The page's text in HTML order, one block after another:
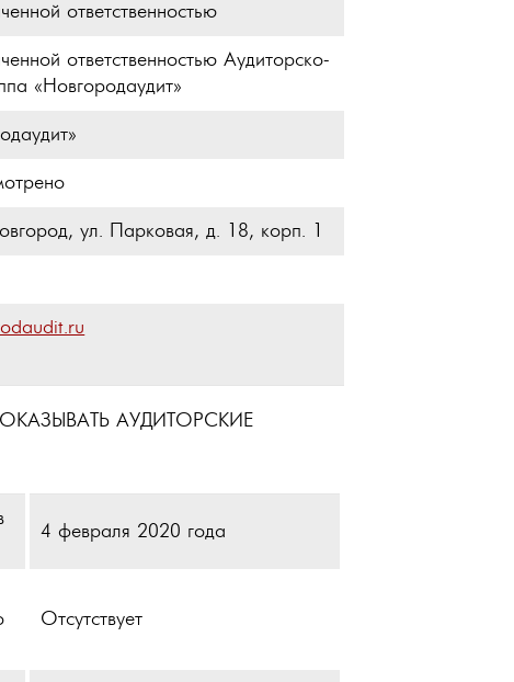
ответственностью
ответственностью Аудиторско-
«Новгородаудит»
ул. Парковая, д. 18, корп. 1
АУДИТОРСКИЕ
4 февраля 2020 года
Отсутствует